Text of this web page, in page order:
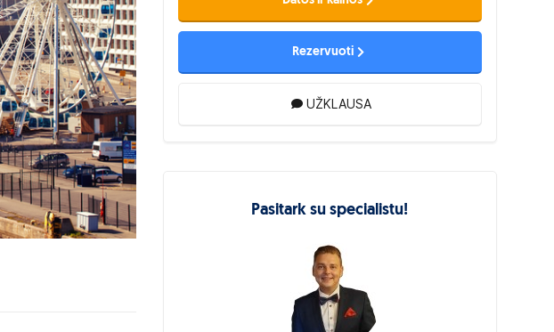
Rezervuoti
UŽKLAUSA
Pasitark su specialistu!